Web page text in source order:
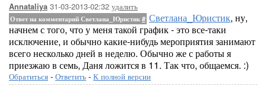
Annataliya 31-03-2013-02:32 удалить
Ответ на комментарий Светлана_Юристик # Светлана_Юристик, ну,
начнем с того, что у меня такой график - это все-таки
исключение, и обычно какие-нибудь мероприятия занимают
всего несколько дней в неделю. Обычно же с работы я
приезжаю в семь, Даня ложится в 11. Так что, общаемся. :)
Обратиться - Ответить - К полной версии